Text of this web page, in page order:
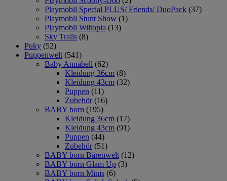
Playmobil Special PLUS/ Friends/ DuoPack (37)
Playmobil Stunt Show (1)
Playmobil Wiltopia (13)
Sky Trails (8)
Puky (52)
Puppenwelt (541)
Baby Annabell (62)
Kleidung 36cm (8)
Kleidung 43cm (32)
Puppen (11)
Zubehör (16)
BABY born (195)
Kleidung 36cm (17)
Kleidung 43cm (91)
Puppen (44)
Zubehör (51)
BABY born Bärenwelt (12)
BABY born Glam Up (3)
BABY born Minis (6)